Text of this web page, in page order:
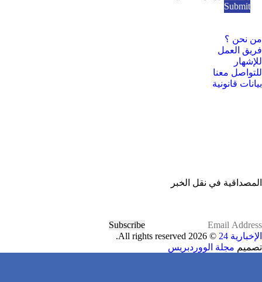
من نحن ؟
فريق العمل
للإشهار
للتواصل معنا
بيانات قانونية
المصداقية في نقل الخبر
Subscribe
الإخبارية 24
© 2026 All rights reserved.
تصميم مجلة الووردبريس